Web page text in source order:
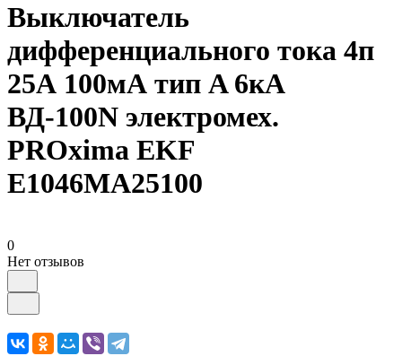
Выключатель
дифференциального тока 4п
25А 100мА тип A 6кА
ВД-100N электромех.
PROxima EKF
E1046MA25100
0
Нет отзывов